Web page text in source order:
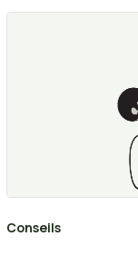
Conseils